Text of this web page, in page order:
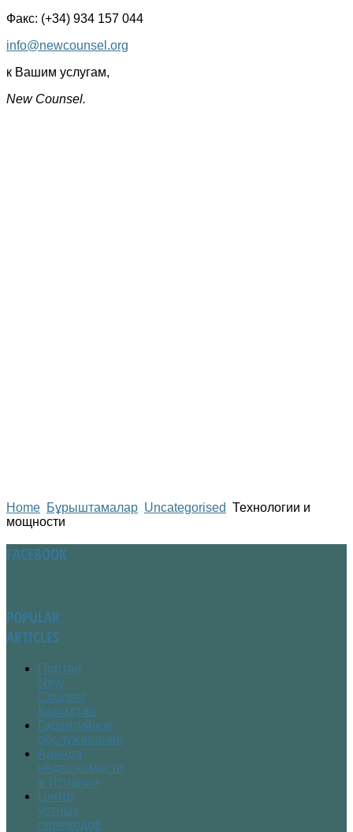
Факс: (+34) 934 157 044
info@newcounsel.org
к Вашим услугам,
New Counsel.
Home Бұрыштамалар Uncategorised Технологии и
мощности
FACEBOOK
POPULAR
ARTICLES
Портал
New
Counsel
Қазақстан
Гарантийное
обслуживание
Аренда
недвижимости
в Испании
Центр
устных
переводов